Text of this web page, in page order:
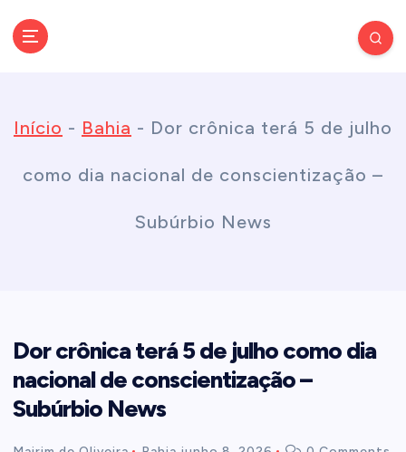
Início - Bahia - Dor crônica terá 5 de julho
como dia nacional de conscientização –
Subúrbio News
Dor crônica terá 5 de julho como dia
nacional de conscientização –
Subúrbio News